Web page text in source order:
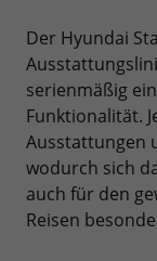
Der Hyundai
serienmäßig
Funktionalität.
Ausstattungen
wodurch sich
auch für den
Reisen